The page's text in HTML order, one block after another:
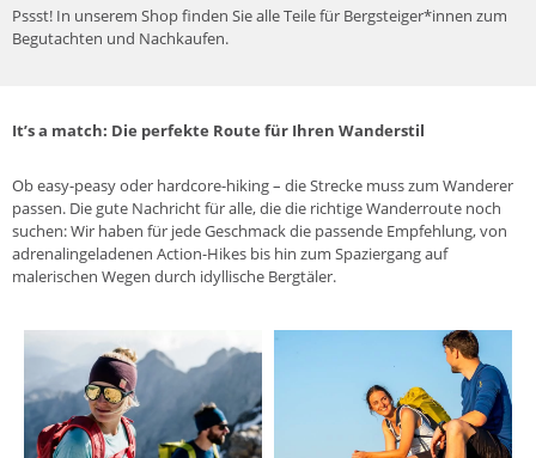
Pssst! In unserem Shopfinden Sie alle Teile für Bergsteiger*innen zum
Begutachten und Nachkaufen.
It’s a match: Die perfekte Route für Ihren Wanderstil
Ob easy-peasy oder hardcore-hiking – die Strecke muss zum Wanderer
passen. Die gute Nachricht für alle, die die richtige Wanderroute noch
suchen: Wir haben für jede Geschmack die passende Empfehlung, von
adrenalingeladenen Action-Hikes bis hin zum Spaziergang auf
malerischen Wegen durch idyllische Bergtäler.